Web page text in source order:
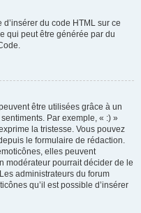
du code HTML sur ce
qui peut être générée par du
être utilisées grâce à un
Par exemple, « :) »
la tristesse. Vous pouvez
le formulaire de rédaction.
elles peuvent
modérateur pourrait décider de le
administrateurs du forum
qu’il est possible d’insérer